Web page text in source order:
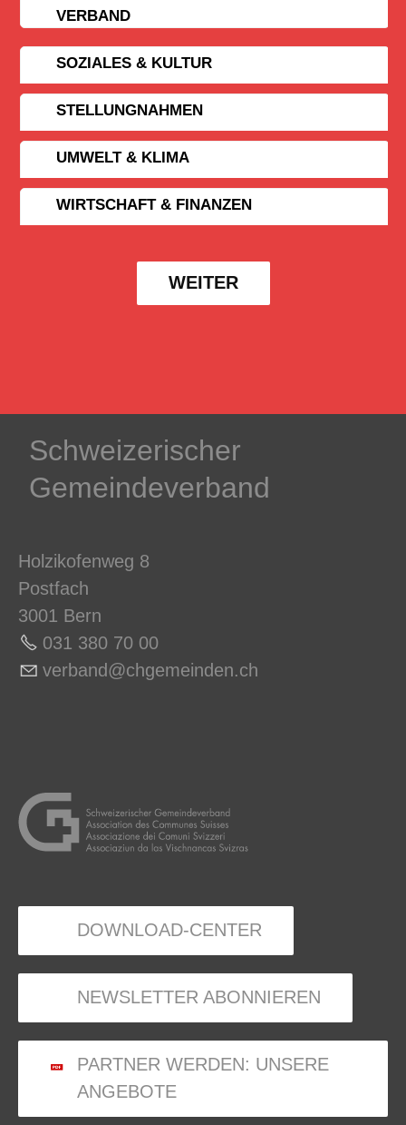
VERBAND
SOZIALES & KULTUR
STELLUNGNAHMEN
UMWELT & KLIMA
WIRTSCHAFT & FINANZEN
WEITER
Schweizerischer
Gemeindeverband
Holzikofenweg 8
Postfach
3001 Bern
031 380 70 00
v rb nd chg m nd n ch
DOWNLOAD-CENTER
NEWSLETTER ABONNIEREN
PARTNER WERDEN: UNSERE
ANGEBOTE